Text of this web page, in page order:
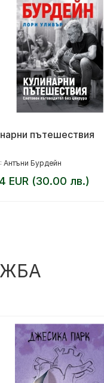
пътешествия
Антъни Бурдейн
EUR (30.00 лв.)